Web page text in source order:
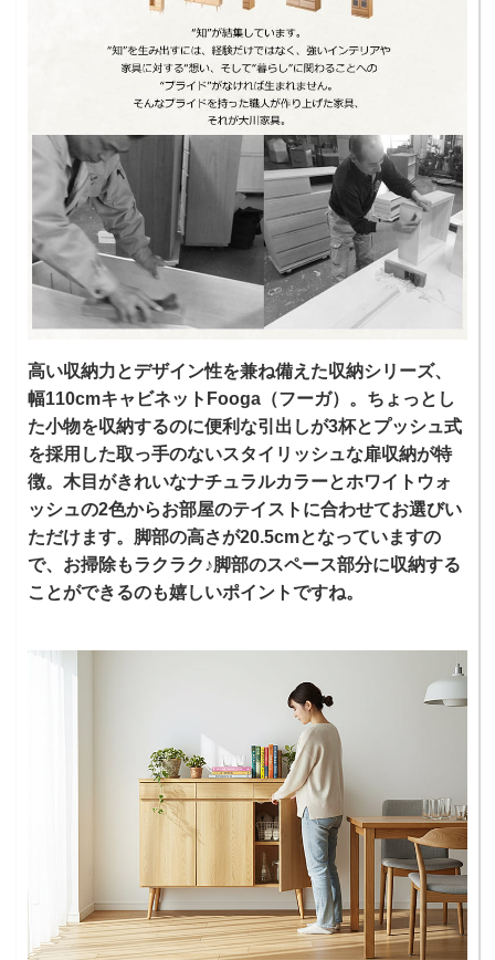
高い収納力とデザイン性を兼ね備えた収納シリーズ、
幅110cmキャビネットFooga（フーガ）。ちょっとし
た小物を収納するのに便利な引出しが3杯とプッシュ式
を採用した取っ手のないスタイリッシュな扉収納が特
徴。木目がきれいなナチュラルカラーとホワイトウォ
ッシュの2色からお部屋のテイストに合わせてお選びい
ただけます。脚部の高さが20.5cmとなっていますの
で、お掃除もラクラク♪脚部のスペース部分に収納する
ことができるのも嬉しいポイントですね。